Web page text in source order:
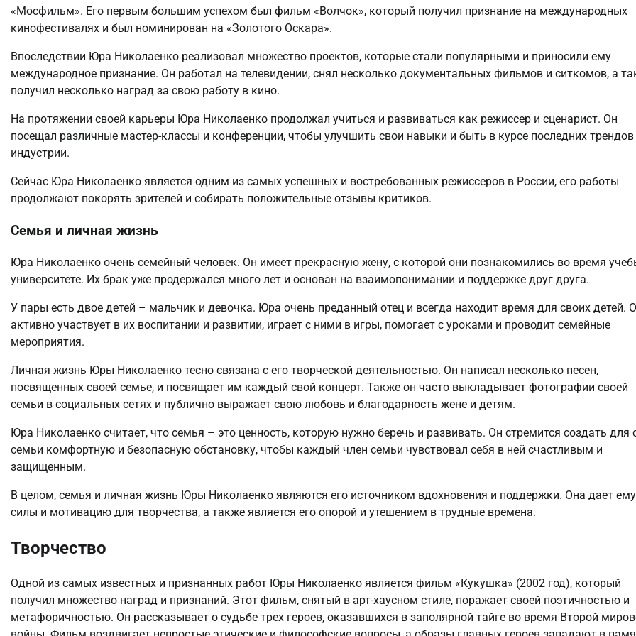
«Мосфильм». Его первым большим успехом был фильм «Волчок», который получил признание на международных
кинофестивалях и был номинирован на «Золотого Оскара».
Впоследствии Юра Николаенко реализовал множество проектов, которые стали популярными и приносили ему
международное признание. Он работал на телевидении, снял несколько документальных фильмов и ситкомов, а
получил несколько наград за свою работу в кино.
На протяжении своей карьеры Юра Николаенко продолжал учиться и развиваться как режиссер и сценарист. Он
посещал различные мастер-классы и конференции, чтобы улучшить свои навыки и быть в курсе последних трендов
индустрии.
Сейчас Юра Николаенко является одним из самых успешных и востребованных режиссеров в России, его работы
продолжают покорять зрителей и собирать положительные отзывы критиков.
Семья и личная жизнь
Юра Николаенко очень семейный человек. Он имеет прекрасную жену, с которой они познакомились во время
университете. Их брак уже продержался много лет и основан на взаимопонимании и поддержке друг друга.
У пары есть двое детей – мальчик и девочка. Юра очень преданный отец и всегда находит время для своих детей.
активно участвует в их воспитании и развитии, играет с ними в игры, помогает с уроками и проводит семейные
мероприятия.
Личная жизнь Юры Николаенко тесно связана с его творческой деятельностью. Он написал несколько песен,
посвященных своей семье, и посвящает им каждый свой концерт. Также он часто выкладывает фотографии своей
семьи в социальных сетях и публично выражает свою любовь и благодарность жене и детям.
Юра Николаенко считает, что семья – это ценность, которую нужно беречь и развивать. Он стремится создать для
семьи комфортную и безопасную обстановку, чтобы каждый член семьи чувствовал себя в ней счастливым и
защищенным.
В целом, семья и личная жизнь Юры Николаенко являются его источником вдохновения и поддержки. Она дает ему
силы и мотивацию для творчества, а также является его опорой и утешением в трудные времена.
Творчество
Одной из самых известных и признанных работ Юры Николаенко является фильм «Кукушка» (2002 год), который
получил множество наград и признаний. Этот фильм, снятый в арт-хаусном стиле, поражает своей поэтичностью и
метафоричностью. Он рассказывает о судьбе трех героев, оказавшихся в заполярной тайге во время Второй